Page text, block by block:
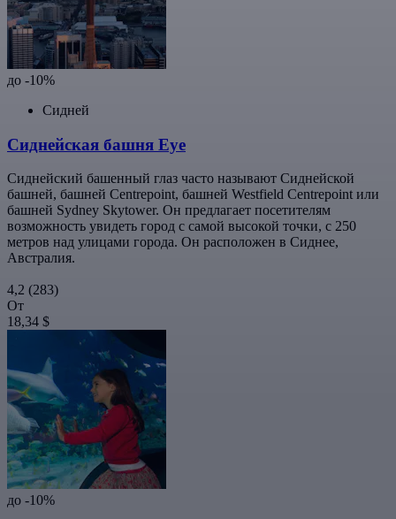
до -10%
Сидней
Сиднейская башня Eye
Сиднейский башенный глаз часто называют Сиднейской
башней, башней Centrepoint, башней Westfield Centrepoint или
башней Sydney Skytower. Он предлагает посетителям
возможность увидеть город с самой высокой точки, с 250
метров над улицами города. Он расположен в Сиднее,
Австралия.
4,2 (283)
От
18,34 $
до -10%